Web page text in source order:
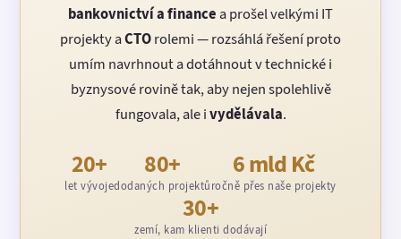
bankovnictví a finance a prošel velkými IT
projekty aCTOrolemi — rozsáhlá řešení proto
umím navrhnout a dotáhnout v technické i
byznysové rovině tak, aby nejen spolehlivě
fungovala, ale ivydělávala.
20+
let vývoje
80+
dodaných projektů
6 mld Kč
ročně přes naše projekty
30+
zemí, kam klienti dodávají